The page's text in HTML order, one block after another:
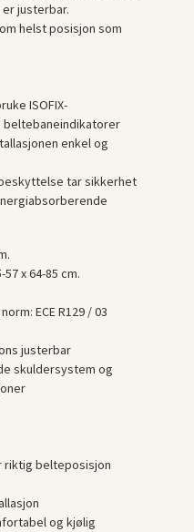
justerbar.
helst posisjon som
ISOFIX-
beltebaneindikatorer
enkel og
tar sikkerhet
x 64-85 cm.
ECE R129 / 03
justerbar
skuldersystem og
riktig belteposisjon
og kjølig